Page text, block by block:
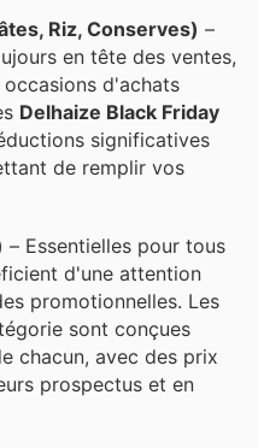
Riz, Conserves) –
en tête des ventes,
d'achats
Delhaize Black Friday
significatives
de remplir vos
– Essentielles pour tous
d'une attention
promotionnelles. Les
sont conçues
chacun, avec des prix
prospectus et en